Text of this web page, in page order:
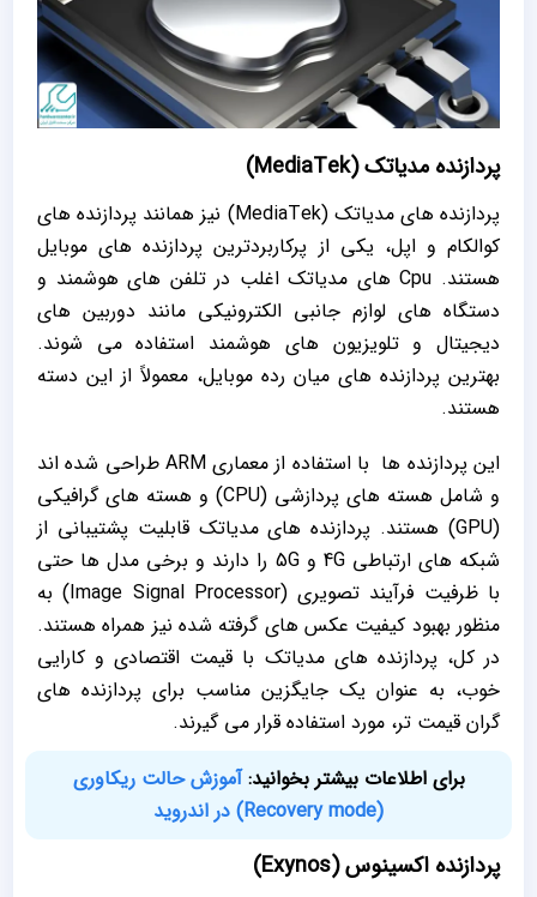
پردازنده مدیاتک (MediaTek)
پردازنده های مدیاتک (MediaTek) نیز همانند پردازنده های
کوالکام و اپل، یکی از پرکاربردترین پردازنده های موبایل
هستند. Cpu های مدیاتک اغلب در تلفن های هوشمند و
دستگاه های لوازم جانبی الکترونیکی مانند دوربین های
دیجیتال و تلویزیون های هوشمند استفاده می شوند.
بهترین پردازنده های میان رده موبایل، معمولاً از این دسته
هستند.
این پردازنده ها با استفاده از معماری ARM طراحی شده اند
و شامل هسته های پردازشی (CPU) و هسته های گرافیکی
(GPU) هستند. پردازنده های مدیاتک قابلیت پشتیبانی از
شبکه های ارتباطی 4G و 5G را دارند و برخی مدل ها حتی
با ظرفیت فرآیند تصویری (Image Signal Processor) به
منظور بهبود کیفیت عکس های گرفته شده نیز همراه هستند.
در کل، پردازنده های مدیاتک با قیمت اقتصادی و کارایی
خوب، به عنوان یک جایگزین مناسب برای پردازنده های
گران قیمت تر، مورد استفاده قرار می گیرند.
برای اطلاعات بیشتر بخوانید:آموزش حالت ریکاوری
(Recovery mode) در اندروید
پردازنده اکسینوس (Exynos)